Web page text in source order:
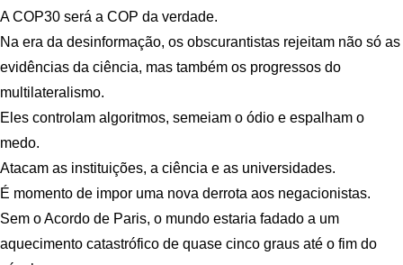
A COP30 será a COP da verdade.
Na era da desinformação, os obscurantistas rejeitam não só as
evidências da ciência, mas também os progressos do
multilateralismo.
Eles controlam algoritmos, semeiam o ódio e espalham o
medo.
Atacam as instituições, a ciência e as universidades.
É momento de impor uma nova derrota aos negacionistas.
Sem o Acordo de Paris, o mundo estaria fadado a um
aquecimento catastrófico de quase cinco graus até o fim do